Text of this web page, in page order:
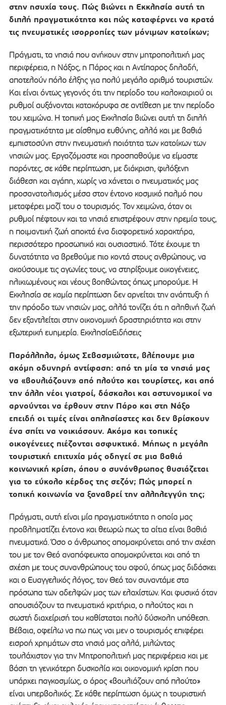
στην ησυχία τους. Πώς βιώνει η Εκκλησία αυτή τη
διπλή πραγματικότητα και πώς καταφέρνει να κρατά
τις πνευματικές ισορροπίες των μόνιμων κατοίκων;
Πράγματι, τα νησιά που ανήκουν στην μητροπολιτική μας
περιφέρεια, η Νάξος, η Πάρος και η Αντίπαρος δηλαδή,
αποτελούν πόλο έλξης για πολύ μεγάλο αριθμό τουριστών.
Και είναι όντως γεγονός ότι την περίοδο του καλοκαιριού οι
ρυθμοί αυξάνονται κατακόρυφα σε αντίθεση με την περίοδο
του χειμώνα. Η τοπική μας Εκκλησία βιώνει αυτή τη διπλή
πραγματικότητα με αίσθημα ευθύνης, αλλά και με βαθιά
εμπιστοσύνη στην πνευματική ποιότητα των κατοίκων των
νησιών μας. Εργαζόμαστε και προσπαθούμε να είμαστε
παρόντες, σε κάθε περίπτωση, με διάκριση, φιλόξενη
διάθεση και αγάπη, χωρίς να χάνεται ο πνευματικός μας
προσανατολισμός μέσα στον έντονο κοσμικό παλμό που
μεταφέρει μαζί του ο τουρισμός. Τον χειμώνα, όταν οι
ρυθμοί πέφτουν και τα νησιά επιστρέφουν στην ηρεμία τους,
η ποιμαντική ζωή αποκτά ένα διαφορετικό χαρακτήρα,
περισσότερο προσωπικό και ουσιαστικό. Τότε έχουμε τη
δυνατότητα να βρεθούμε πιο κοντά στους ανθρώπους, να
ακούσουμε τις αγωνίες τους, να στηρίξουμε οικογένειες,
ηλικιωμένους και νέους βοηθώντας όπως μπορούμε. Η
Εκκλησία σε καμία περίπτωση δεν αρνείται την ανάπτυξη ή
την πρόοδο των νησιών μας, αλλά τονίζει ότι η αληθινή ζωή
δεν εξαντλείται στην οικονομική δραστηριότητα και στην
εξωτερική ευημερία. ΕκκλησίαΕιδήσεις
Παράλληλα, όμως Σεβασμιώτατε, βλέπουμε μια
ακόμη οδυνηρή αντίφαση: από τη μία τα νησιά μας
να «βουλιάζουν» από πλούτο και τουρίστες, και από
την άλλη νέοι γιατροί, δάσκαλοι και αστυνομικοί να
αρνούνται να έρθουν στην Πάρο και στη Νάξο
επειδή οι τιμές είναι απλησίαστες και δεν βρίσκουν
ένα σπίτι να νοικιάσουν. Ακόμα και τοπικές
οικογένειες πιέζονται ασφυκτικά. Μήπως η μεγάλη
τουριστική επιτυχία μάς οδηγεί σε μια βαθιά
κοινωνική κρίση, όπου ο συνάνθρωπος θυσιάζεται
για το εύκολο κέρδος της σεζόν; Πώς μπορεί η
τοπική κοινωνία να ξαναβρεί την αλληλεγγύη της;
Πράγματι, αυτή είναι μία πραγματικότητα η οποία μας
προβληματίζει έντονα και θεωρώ πως τα αίτια είναι βαθιά
πνευματικά. Όσο ο άνθρωπος απομακρύνεται από την σχέση
του με τον Θεό αναπόφευκτα απομακρύνεται και από τη
σχέση με τους συνανθρώπους του αφού, όπως μας διδάσκει
και ο Ευαγγελικός λόγος, τον Θεό τον συναντάμε στα
πρόσωπα των αδελφών μας των ελαχίστων. Και φυσικά όταν
απουσιάζουν τα πνευματικά κριτήρια, ο πλούτος και η
σωστή διαχείρισή του καθίσταται πολύ δύσκολη υπόθεση.
Βέβαια, οφείλω να πω πως ναι μεν ο τουρισμός επιφέρει
εισροή χρημάτων στα νησιά μας αλλά, μιλώντας
τουλάχιστον για την Μητροπολιτική μας περιφέρεια και με
βάση τη γενικότερη δυσκολία και οικονομική κρίση που
υπάρχει παγκοσμίως, ο όρος «βουλιάζουν από πλούτο»
είναι υπερβολικός. Σε κάθε περίπτωση όμως η τουριστική